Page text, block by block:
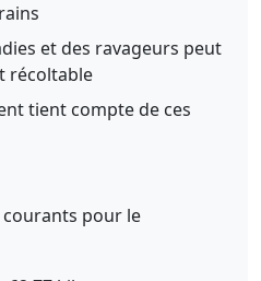
et des ravageurs peut
récoltable
tient compte de ces
pour le